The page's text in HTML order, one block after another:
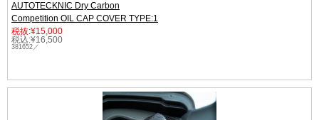
AUTOTECKNIC Dry Carbon
Competition OIL CAP COVER TYPE:1
税抜:¥15,000
税込:¥16,500
381652／